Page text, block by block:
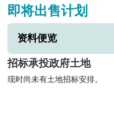
即将出售计划
资料便览
招标承投政府土地
现时尚未有土地招标安排。